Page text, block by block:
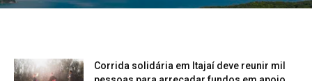
Corrida solidária em Itajaí deve reunir mil